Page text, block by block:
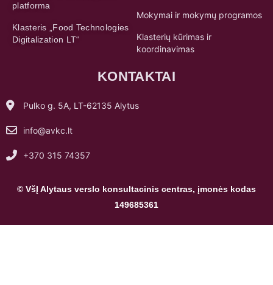
platforma
Klasteris „Food Technologies
Digitalization LT“
Mokymai ir mokymų programos
Klasterių kūrimas ir
koordinavimas
KONTAKTAI
Pulko g. 5A, LT-62135 Alytus
info@avkc.lt
+370 315 74357
© VšĮ Alytaus verslo konsultacinis centras, įmonės kodas
149685361